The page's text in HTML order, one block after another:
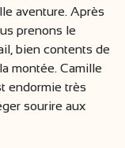
aventure. Après
prenons le
bien contents de
montée. Camille
endormie très
sourire aux